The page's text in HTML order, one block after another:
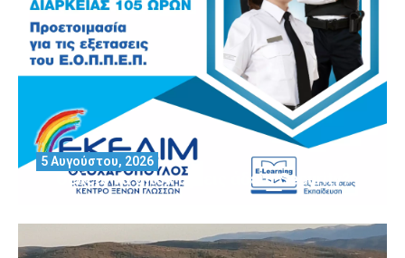
Θέλεις να αποκτήσεις άδεια Security?
5 Αυγούστου, 2026